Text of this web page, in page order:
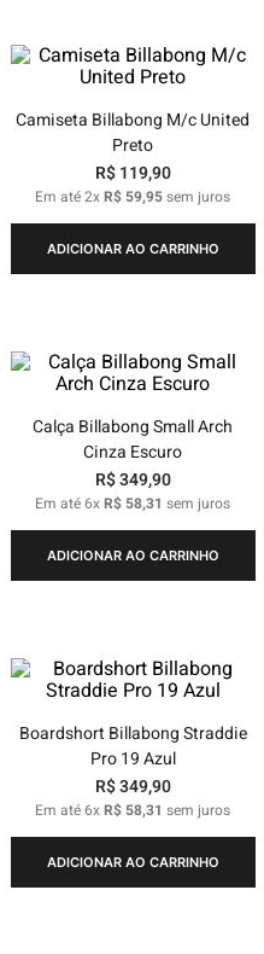
Camiseta Billabong M/c United
Preto
R$ 119,90
Em até2xR$ 59,95sem juros
ADICIONAR AO CARRINHO
Calça Billabong Small Arch
Cinza Escuro
R$349,90
Em até6xR$ 58,31 sem juros
ADICIONAR AO CARRINHO
Boardshort Billabong Straddie
Pro 19 Azul
R$349,90
Em até6xR$ 58,31 sem juros
ADICIONAR AO CARRINHO